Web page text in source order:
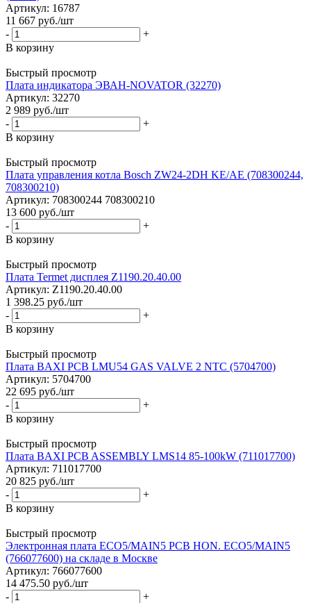
Артикул: 16787
11 667 руб./шт
-
+
В корзину
Быстрый просмотр
Плата индикатора ЭВАН-NOVATOR (32270)
Артикул: 32270
2 989 руб./шт
-
+
В корзину
Быстрый просмотр
Плата управления котла Bosch ZW24-2DH KE/AE (708300244,
708300210)
Артикул: 708300244 708300210
13 600 руб./шт
-
+
В корзину
Быстрый просмотр
Плата Termet дисплея Z1190.20.40.00
Артикул: Z1190.20.40.00
1 398.25 руб./шт
-
+
В корзину
Быстрый просмотр
Плата BAXI PCB LMU54 GAS VALVE 2 NTC (5704700)
Артикул: 5704700
22 695 руб./шт
-
+
В корзину
Быстрый просмотр
Плата BAXI PCB ASSEMBLY LMS14 85-100kW (711017700)
Артикул: 711017700
20 825 руб./шт
-
+
В корзину
Быстрый просмотр
Электронная плата ECO5/MAIN5 PCB HON. ECO5/MAIN5
(766077600) на складе в Москве
Артикул: 766077600
14 475.50 руб./шт
-
+